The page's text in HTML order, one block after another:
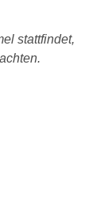
stattfindet,